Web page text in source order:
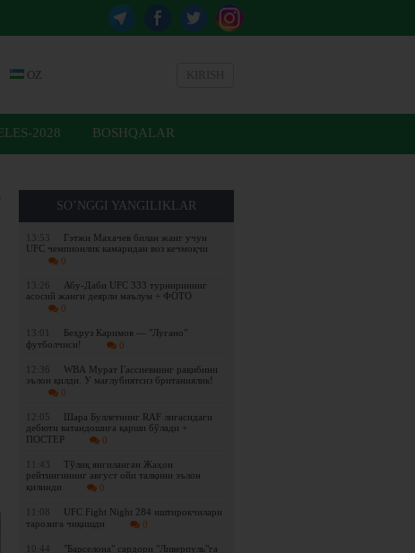
OZ
2028 BOSHQALAR
SO’NGGI YANGILIKLAR
13:53
Гэтжи Махачев билан жанг учун
UFC чемпионлик камаридан воз кечмоқчи
0
13:26
Абу-Даби UFC 333 турнирининг
асосий жанги деярли маълум + ФОТО
0
13:01
Беҳруз Каримов — "Лугано"
футболчиси!
0
12:36
WBА Мурат Гассиевнинг рақибини
эълон қилди. У мағлубиятсиз британиялик!
0
12:05
Шара Буллетнинг RAF лигасидаги
дебюти ватандошига қарши бўлади +
ПОСТЕР
0
11:43
Tўлиқ янгиланган Жаҳон
рейтингининг август ойи талқини эълон
қилинди
0
11:08
UFC Fight Night 284 иштирокчилари
тарозига чиқишди
0
10:44
"Барселона" сардори "Ливерпуль"га